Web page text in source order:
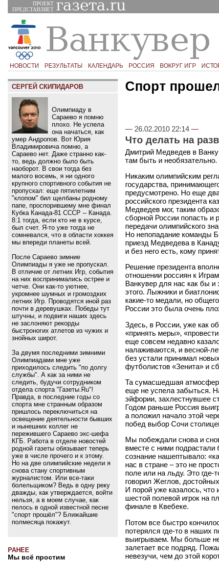
ПРОЕКТ
ПРЕДСТАВЛЯЕТ
НОВОСТИ РЕЗУЛЬТАТЫ КАЛЕНДАРЬ РОССИЯ ВОКРУГ ИГР
Спорт
— 26.02.2010 22:14—
Что делать на
Дмитрий Медведев в
там быть и необязательно.
Никаким олимпийским
государства,
предусмотрено. Но еще
российского президента
Медведев мог, таким
сборной России попасть и
передачи олимпийского
Но непопадание команды
приезд Медведева в
и без него есть, кому
Решение президента
отношении россиян к
Ванкувер для нас как бы и
этого. Лыжники и
какие-то медали, но
России это была очень
Здесь, в России, уже как
«принять меры»,
еще совсем недавно
налаживаются, и весной-
без устали принимал
футболистов «Зенита» и
Та сумасшедшая
еще не успела забыться.
эйфории, захлестнувшее
Годом раньше Россия
а положил начало этой
побед выбор Сочи
Мы побеждали снова и
вместе с ними
сознание нашептывало:
нас в стране – это не
поле или на льду. Это где-
говорил Жеглов,
И порой уже казалось,
шестой полевой игрок на
финале в Квебеке.
Потом все быстро
потерялся где-то в наших
выигрываем. Мы больше не
залетает все подряд.
невезучи, чем до этой
СЕРГЕЙ СКИПИДАРОВ
Олимпиаду в
Сараево я помню
плохо. Не успела
она начаться, как
умер Андропов. Вот Юрия
Владимировича помню, а
Сараево нет. Даже странно как-
то, ведь должно было быть
наоборот. В свои тогда без
малого восемь, я ни одного
крупного спортивного события не
пропускал: еще пятилетним
"клопом" бил щелбаны родному
папе, проспорившему мне финал
Кубка Канада-81 СССР -- Канада.
8:1 тогда, если кто не в курсе,
был счет. Я-то уже тогда не
сомневался, что в области хоккея
мы впереди планеты всей.
После Сараево зимние
Олимпиады я уже не пропускал.
В отличие от летних Игр, события
на них воспринимались острее и
четче. Они как-то уютнее,
укромнее шумных и громоздких
летних Игр. Проводятся иной раз
почти в деревушках. Победы тут
штучны, и подвиги наших здесь
не заслоняют рекорды
быстроногих атлетов из чужих и
знойных широт.
За двумя последними зимними
Олимпиадами мне уже
приходилось следить "по долгу
службы". А как за ними не
следить, будучи сотрудником
отдела спорта "Газеты.Ru"!
Правда, в последние годы со
спорта мне странным образом
пришлось переключиться на
освещение деятельности бывших
и нынешних коллег не
пережившего Сараево экс-шефа
КГБ. Работа в отделе новостей
родной газеты обязывает теперь
уже в числе прочего и к этому.
Но на две олимпийские недели я
снова стану спортивным
журналистом. Или все-таки
болельщиком? Ведь в одну реку
дважды, как утверждается, войти
нельзя, а в моем случае, как
пелось в одной известной песне
"спорт прошёл"? Ближайшие
полмесяца покажут.
РАНЕЕ
Мы всё простим